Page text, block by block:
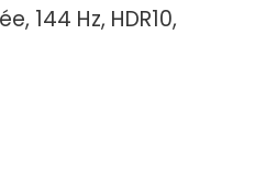
144 Hz, HDR10,